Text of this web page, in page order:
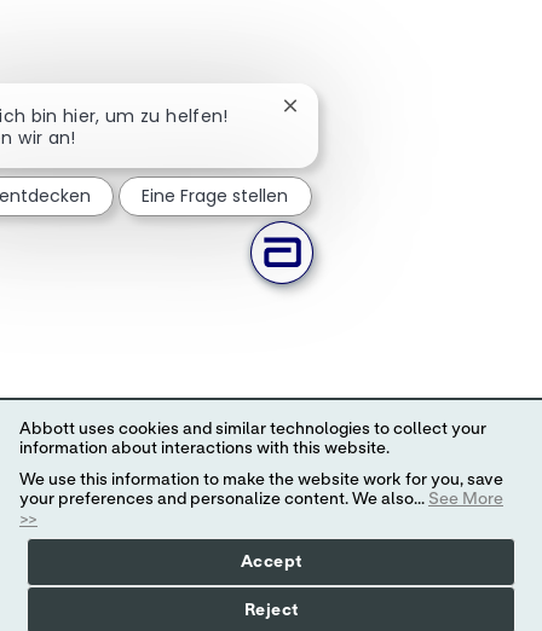
bin hier, um zu helfen!
wir an!
Chatbot-Benachrichtigung
Eine Frage stellen
Abbott uses cookies and similar technologies to collect your
information about interactions with this website.
We use this information to make the website work for you, save
your preferences and personalize content. We also... See More
>>
Accept
Reject